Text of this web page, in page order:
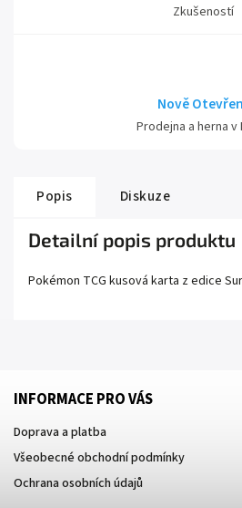
Zkušeností
Nově
Prodejna a herna v
Popis Diskuze
Detailní popis produktu
Pokémon TCG kusová karta z edice
INFORMACE PRO VÁS
Doprava a platba
Všeobecné obchodní podmínky
Ochrana osobních údajů